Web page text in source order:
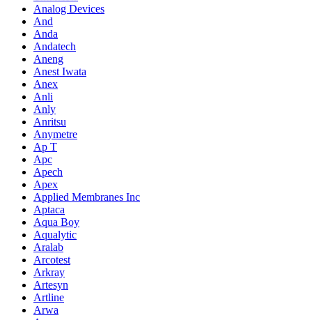
Analog Devices
And
Anda
Andatech
Aneng
Anest Iwata
Anex
Anli
Anly
Anritsu
Anymetre
Ap T
Apc
Apech
Apex
Applied Membranes Inc
Aptaca
Aqua Boy
Aqualytic
Aralab
Arcotest
Arkray
Artesyn
Artline
Arwa